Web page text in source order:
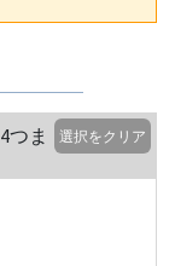
つま
選択をクリア